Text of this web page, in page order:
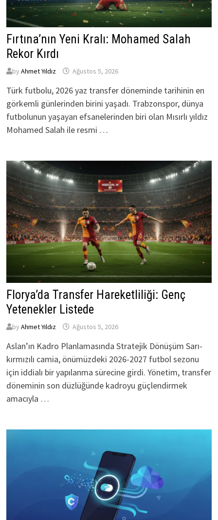
Fırtına’nın Yeni Kralı: Mohamed Salah
Rekor Kırdı
by Ahmet Yıldız Ağustos 5, 2026
Türk futbolu, 2026 yaz transfer döneminde tarihinin en
görkemli günlerinden birini yaşadı. Trabzonspor, dünya
futbolunun yaşayan efsanelerinden biri olan Mısırlı yıldız
Mohamed Salah ile resmi …
Florya’da Transfer Hareketliliği: Genç
Yetenekler Listede
by Ahmet Yıldız Ağustos 5, 2026
Aslan’ın Kadro Planlamasında Stratejik Dönüşüm Sarı-
kırmızılı camia, önümüzdeki 2026-2027 futbol sezonu
için iddialı bir yapılanma sürecine girdi. Yönetim, transfer
döneminin son düzlüğünde kadroyu güçlendirmek
amacıyla …